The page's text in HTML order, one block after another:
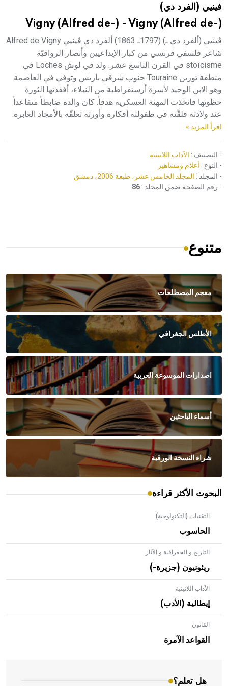
هيئة الموسوعة العربية تطلق موسوعات جديدة في عام 2026فينيي (الفرد دي)
Vigny (Alfred de-) - Vigny (Alfred de-)
ڤينيي (ألفرد دي ـ) (1797ـ 1863) ألفرد دي ڤينيي Alfred de Vigny
شاعر فلسفي فرنسي من كبار الإبداعيين وأنصار الرواقيّة
stoïcisme في القرن التاسع عشر. ولد في لوش Loches في
منطقة تورين Touraine جنوب شرقي باريس وتوفي في العاصمة.
وهو الابن الوحيد لأسرة أرستقراطية من النبلاء، أفقدتها الثورة
حظوتها فاتخذت المهنة العسكرية هدفاً. كان والده ضابطاً متقاعداً
عند ولادته فلقَّنه في طفولته أفكاره وأورثه تعلقّه بالأمجاد الغابرة.
اقرأ المزيد »
- التصنيف : الآداب اللاتينية
- النوع : أعلام ومشاهير
- المجلد : المجلد الخامس عشر، طبعة 2006، دمشق
- رقم الصفحة ضمن المجلد : 86
متنوع
معجم المصطلحات
الأطلس الجغرافي
اصدارات الموسوعة العربية
أسماء الباحثين
شراء النسخة الورقية
البحوث الأكثر قراءة
التقنيات (التكنولوجية)
الحاسوب
التاريخ و الجغرافية و الآثار
ريئونيون (جزيرة-)
الآداب اللاتينية
إيطالية (الأدب)
القانون
القواعد الآمرة
هل تعلم؟
- هل تعلم أن الأبلق نوع من الفنون الهندسية التي ارتبطت
بالعمارة الإسلامية في بلاد الشام ومصر خاصة، حيث يحرص
المعمار على بناء مداميكه وخاصة في الواجهات